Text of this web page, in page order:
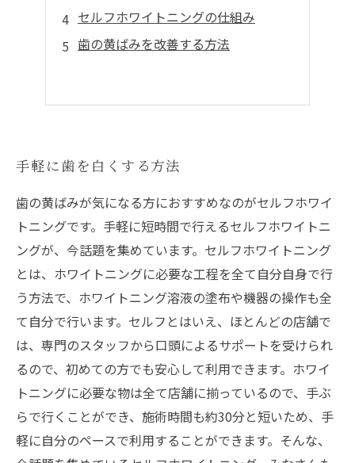
セルフホワイトニングの仕組み
歯の黄ばみを改善する方法
手軽に歯を白くする方法
歯の黄ばみが気になる方におすすめなのがセルフホワイ
トニングです。手軽に短時間で行えるセルフホワイトニ
ングが、今話題を集めています。セルフホワイトニング
とは、ホワイトニングに必要な工程を全て自分自身で行
う方法で、ホワイトニング溶液の塗布や機器の操作も全
て自分で行います。セルフとはいえ、ほとんどの店舗で
は、専門のスタッフから口頭によるサポートを受けられ
るので、初めての方でも安心して利用できます。ホワイ
トニングに必要な物は全て店舗に揃っているので、手ぶ
らで行くことができ、施術時間も約30分と短いため、手
軽に自分のペースで利用することができます。そんな、